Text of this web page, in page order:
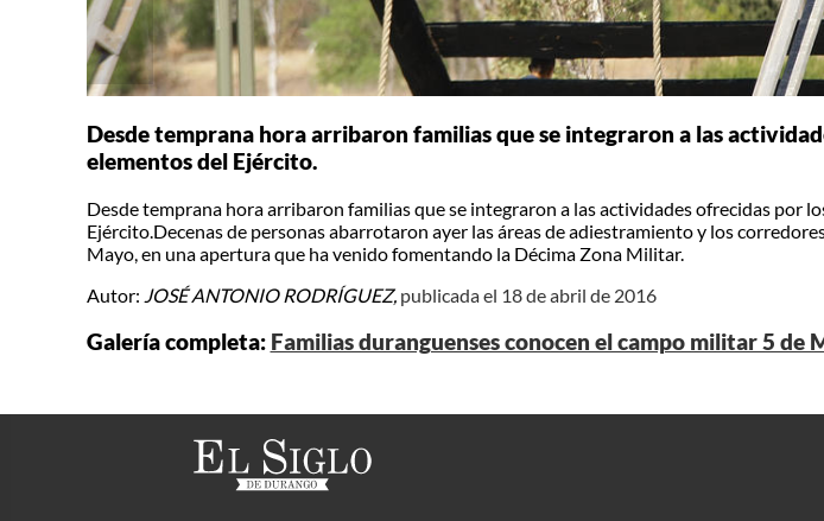
Desde temprana hora arribaron familias que se integraron a las
elementos del Ejército.
Desde temprana hora arribaron familias que se integraron a las actividades ofrecidas por
Ejército.Decenas de personas abarrotaron ayer las áreas de adiestramiento y los
Mayo, en una apertura que ha venido fomentando la Décima Zona Militar.
Autor: JOSÉ ANTONIO RODRÍGUEZ, publicada el 18 de abril de 2016
Galería completa: Familias duranguenses conocen el campo militar 5 de